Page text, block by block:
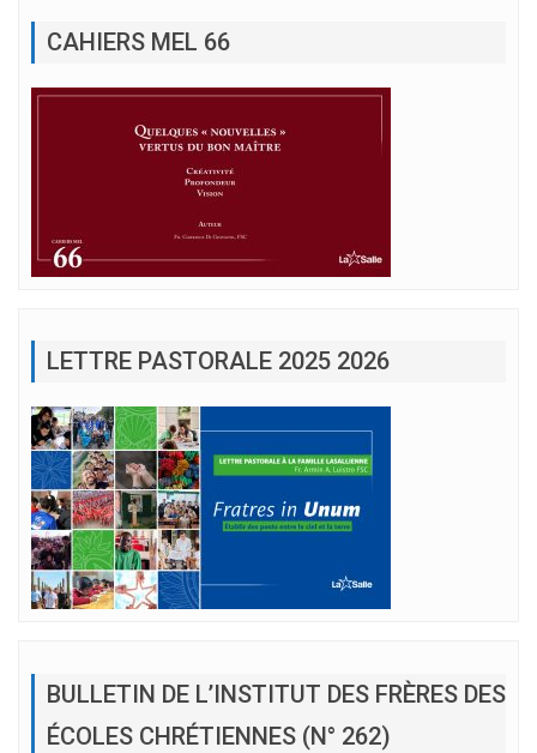
CAHIERS MEL 66
LETTRE PASTORALE 2025 2026
BULLETIN DE L’INSTITUT DES FRÈRES DES
ÉCOLES CHRÉTIENNES (N° 262)